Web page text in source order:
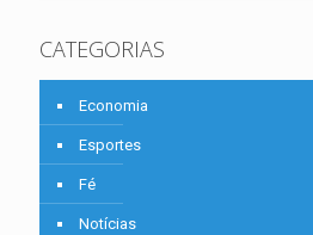
CATEGORIAS
Economia
Esportes
Fé
Notícias